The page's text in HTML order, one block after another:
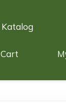
Katalog
Cart